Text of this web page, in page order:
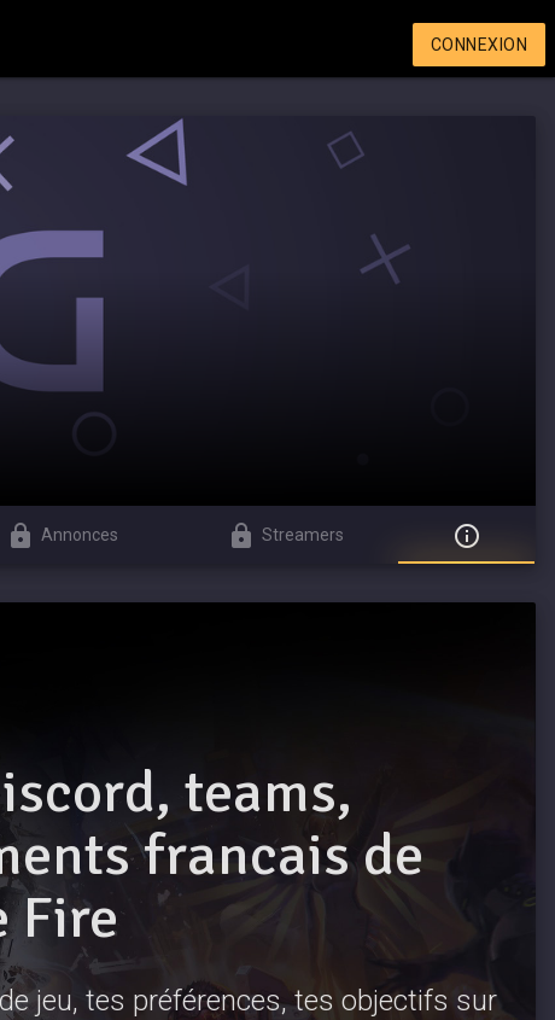
CONNEXION
Annonces Streamers
teams,
francais de
Fire
jeu, tes préférences, tes objectifs sur